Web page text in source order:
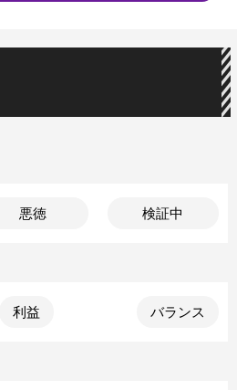
悪徳 検証中
利益 バランス